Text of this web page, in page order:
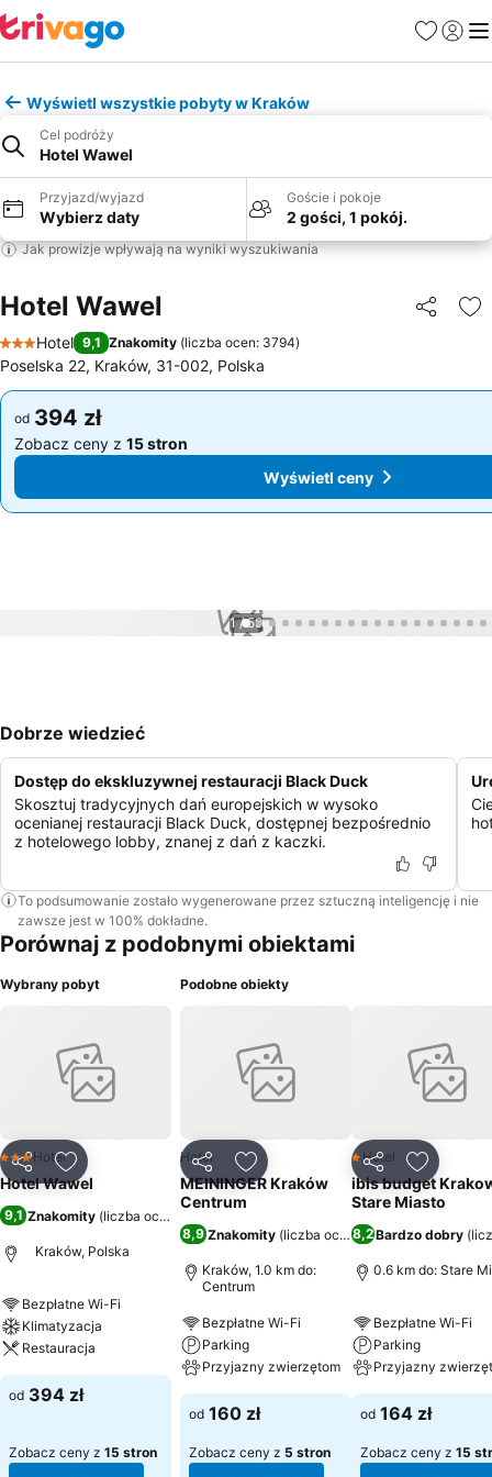
Ulubione
Wyświetl wszystkie pobyty w Kraków
Cel podróży
Hotel Wawel
Przyjazd/wyjazd
Wybierz daty
Goście i pokoje
2 gości, 1 pokój.
Jak prowizje wpływają na wyniki wyszukiwania
Hotel Wawel
3 Kategoria
Hotel 9,1 Znakomity (liczba ocen: 3794)
Poselska 22, Kraków, 31-002, Polska
od 394 zł
Zobacz ceny z 15 stron
Wyświetl ceny
od 394 zł
Zobacz ceny z 15 stron
Wyświetl ceny
1 / 59
Dobrze wiedzieć
Dostęp do ekskluzywnej restauracji Black Duck
Skosztuj tradycyjnych dań europejskich w wysoko
ocenianej restauracji Black Duck, dostępnej bezpośrednio
z hotelowego lobby, znanej z dań z kaczki.
To podsumowanie zostało wygenerowane przez sztuczną inteligencję i nie
zawsze jest w 100% dokładne.
Porównaj z podobnymi obiektami
Wybrany pobyt
UdostępnijDodaj do ulubionych
3 Kategoria
Hotel
Hotel Wawel
9,1 Znakomity (liczba ocen: 3794
Kraków, Polska
Bezpłatne Wi-Fi
Klimatyzacja
Restauracja
od 394 zł
Zobacz ceny z 15 stron
Podobne obiekty
UdostępnijDodaj do ulubionych
Hotel
MEININGER Kraków
Centrum
8,9 Znakomity (liczba ocen: 8452)
Kraków, 1.0 km do:
Centrum
Bezpłatne Wi-Fi
Parking
Przyjazny zwierzętom
od 160 zł
Zobacz ceny z 5 stron
UdostępnijDodaj
1 Kategoria
Hotel
ibis budget
Stare Miasto
8,2Bardzo dobry (
0.6 km do: Stare
Bezpłatne Wi-Fi
Parking
Przyjazny
od 164 zł
Zobacz ceny z 15